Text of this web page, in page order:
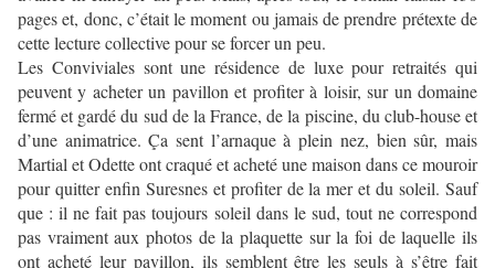
pages et, donc, c’était le moment ou jamais de prendre prétexte de
cette lecture collective pour se forcer un peu.
Les Conviviales sont une résidence de luxe pour retraités qui
peuvent y acheter un pavillon et profiter à loisir, sur un domaine
fermé et gardé du sud de la France, de la piscine, du club-house et
d’une animatrice. Ça sent l’arnaque à plein nez, bien sûr, mais
Martial et Odette ont craqué et acheté une maison dans ce mouroir
pour quitter enfin Suresnes et profiter de la mer et du soleil. Sauf
que : il ne fait pas toujours soleil dans le sud, tout ne correspond
pas vraiment aux photos de la plaquette sur la foi de laquelle ils
ont acheté leur pavillon, ils semblent être les seuls à s’être fait